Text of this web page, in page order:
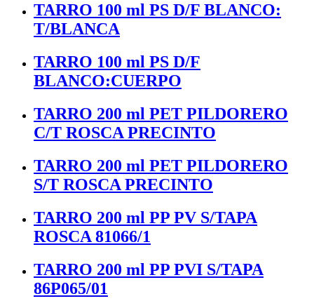
TARRO 100 ml PS D/F BLANCO:
T/BLANCA
TARRO 100 ml PS D/F
BLANCO:CUERPO
TARRO 200 ml PET PILDORERO
C/T ROSCA PRECINTO
TARRO 200 ml PET PILDORERO
S/T ROSCA PRECINTO
TARRO 200 ml PP PV S/TAPA
ROSCA 81066/1
TARRO 200 ml PP PVI S/TAPA
86P065/01